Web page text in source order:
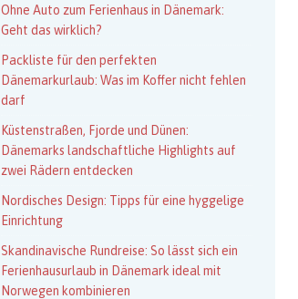
Ohne Auto zum Ferienhaus in Dänemark:
Geht das wirklich?
Packliste für den perfekten
Dänemarkurlaub: Was im Koffer nicht fehlen
darf
Küstenstraßen, Fjorde und Dünen:
Dänemarks landschaftliche Highlights auf
zwei Rädern entdecken
Nordisches Design: Tipps für eine hyggelige
Einrichtung
Skandinavische Rundreise: So lässt sich ein
Ferienhausurlaub in Dänemark ideal mit
Norwegen kombinieren